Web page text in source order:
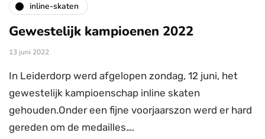
inline-skaten
Gewestelijk kampioenen 2022
13 juni 2022
In Leiderdorp werd afgelopen zondag, 12 juni, het
gewestelijk kampioenschap inline skaten
gehouden.Onder een fijne voorjaarszon werd er hard
gereden om de medailles….